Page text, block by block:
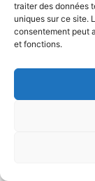
traiter des données
uniques sur ce site.
consentement peut
et fonctions.